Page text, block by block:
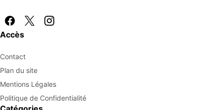
Accès
Contact
Plan du site
Mentions Légales
Politique de Confidentialité